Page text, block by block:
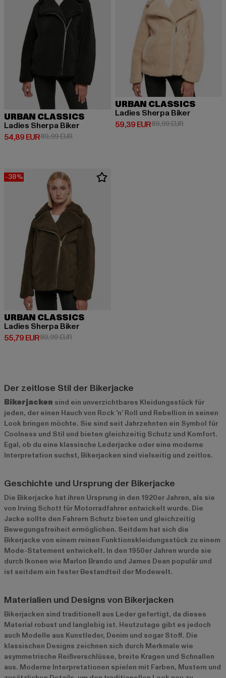
URBAN CLASSICS
Ladies Sherpa Biker
54,89 EUR
Derzeitiger Preis: 54,89 EUR
89,99 EURAktionspreis: 89,99 EUR
URBAN CLASSICS
Ladies Sherpa Biker
59,39 EUR
Derzeitiger Preis: 59,39 EUR
89,99 EURAktionspreis:
-38%
URBAN CLASSICS
Ladies Sherpa Biker
55,79 EUR
Derzeitiger Preis: 55,79 EUR
89,99 EURAktionspreis: 89,99 EUR
Der zeitlose Stil der Bikerjacke
Bikerjacken sind ein unverzichtbares Kleidungsstück für
jeden, der einen Hauch von Rock 'n' Roll und Rebellion in seinen
Look bringen möchte. Sie sind seit Jahrzehnten ein Symbol für
Coolness und Stil und bieten gleichzeitig Schutz und Komfort.
Egal, ob du eine klassische Lederjacke oder eine moderne
Interpretation suchst, Bikerjacken sind vielseitig und zeitlos.
Geschichte und Ursprung der Bikerjacke
Die Bikerjacke hat ihren Ursprung in den 1920er Jahren, als sie
von Irving Schott für Motorradfahrer entwickelt wurde. Die
Jacke sollte den Fahrern Schutz bieten und gleichzeitig
Bewegungsfreiheit ermöglichen. Seitdem hat sich die
Bikerjacke von einem reinen Funktionskleidungsstück zu einem
Mode-Statement entwickelt. In den 1950er Jahren wurde sie
durch Ikonen wie Marlon Brando und James Dean populär und
ist seitdem ein fester Bestandteil der Modewelt.
Materialien und Designs von Bikerjacken
Bikerjacken sind traditionell aus Leder gefertigt, da dieses
Material robust und langlebig ist. Heutzutage gibt es jedoch
auch Modelle aus Kunstleder, Denim und sogar Stoff. Die
klassischen Designs zeichnen sich durch Merkmale wie
asymmetrische Reißverschlüsse, breite Kragen und Schnallen
aus. Moderne Interpretationen spielen mit Farben, Mustern und